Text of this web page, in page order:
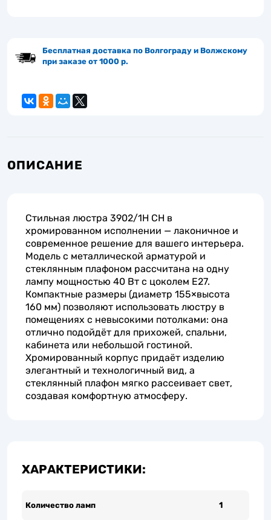
Бесплатная доставка по Волгограду и Волжскому
при заказе от 1000 р.
ОПИСАНИЕ
Стильная люстра 3902/1H CH в
хромированном исполнении — лаконичное и
современное решение для вашего интерьера.
Модель с металлической арматурой и
стеклянным плафоном рассчитана на одну
лампу мощностью 40 Вт с цоколем E27.
Компактные размеры (диаметр 155×высота
160 мм) позволяют использовать люстру в
помещениях с невысокими потолками: она
отлично подойдёт для прихожей, спальни,
кабинета или небольшой гостиной.
Хромированный корпус придаёт изделию
элегантный и технологичный вид, а
стеклянный плафон мягко рассеивает свет,
создавая комфортную атмосферу.
ХАРАКТЕРИСТИКИ:
Количество ламп 1